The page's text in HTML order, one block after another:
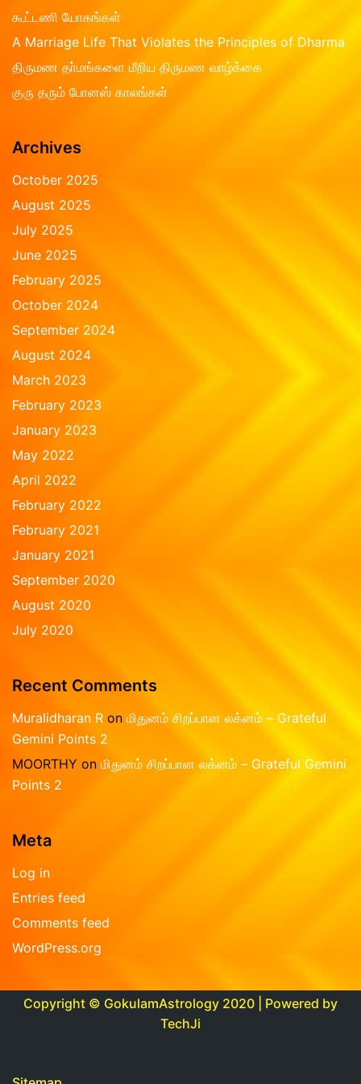
o
5
கூட்டணி யோகங்கள்
A Marriage Life That Violates the Principles of Dharma
திருமண தா்மங்களை மீறிய திருமண வாழ்க்கை
குரு தரும் போனஸ் காலங்கள்
Archives
October 2025
August 2025
July 2025
June 2025
February 2025
October 2024
September 2024
August 2024
March 2023
February 2023
January 2023
May 2022
April 2022
February 2022
February 2021
January 2021
September 2020
August 2020
July 2020
Recent Comments
Muralidharan R on மிதுனம் சிறப்பான லக்னம் – Grateful
Gemini Points 2
MOORTHY on மிதுனம் சிறப்பான லக்னம் – Grateful Gemini
Points 2
Meta
Log in
Entries feed
Comments feed
WordPress.org
Copyright © GokulamAstrology 2020 | Powered by
TechJi